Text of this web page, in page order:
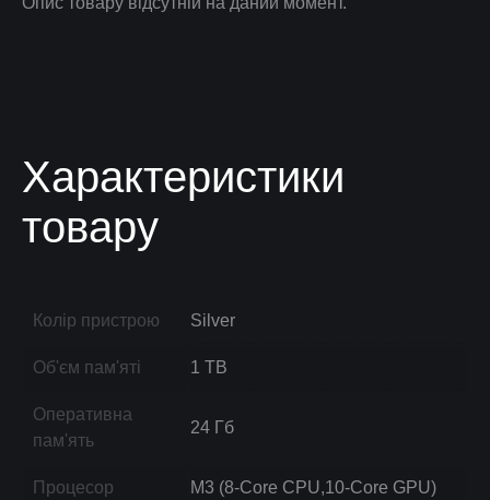
Характеристики
товару
Колір пристрою Silver
Об'єм пам'яті 1 TB
Оперативна
пам'ять
24 Гб
Процесор M3 (8-Core CPU,10-Core GPU)